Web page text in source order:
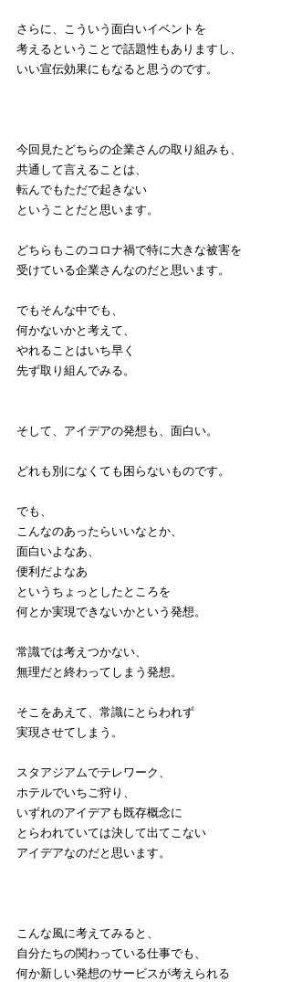
さらに、こういう面白いイベントを
考えるということで話題性もありますし、
いい宣伝効果にもなると思うのです。
今回見たどちらの企業さんの取り組みも、
共通して言えることは、
転んでもただで起きない
ということだと思います。
どちらもこのコロナ禍で特に大きな被害を
受けている企業さんなのだと思います。
でもそんな中でも、
何かないかと考えて、
やれることはいち早く
先ず取り組んでみる。
そして、アイデアの発想も、面白い。
どれも別になくても困らないものです。
でも、
こんなのあったらいいなとか、
面白いよなあ、
便利だよなあ
というちょっとしたところを
何とか実現できないかという発想。
常識では考えつかない、
無理だと終わってしまう発想。
そこをあえて、常識にとらわれず
実現させてしまう。
スタアジアムでテレワーク、
ホテルでいちご狩り、
いずれのアイデアも既存概念に
とらわれていては決して出てこない
アイデアなのだと思います。
こんな風に考えてみると、
自分たちの関わっている仕事でも、
何か新しい発想のサービスが考えられる